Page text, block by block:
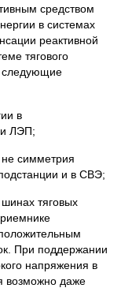
средством
в системах
реактивной
тягового
следующие
в
и ЛЭП;
симметрия
и в СВЭ;
тяговых
При поддержании
напряжения в
возможно даже